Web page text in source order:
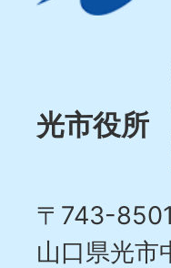
Hikari
光市役所
〒743-8501
山口県光市